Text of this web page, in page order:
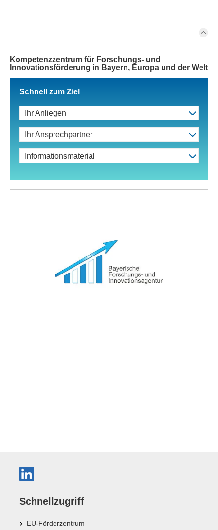
Kompetenzzentrum für Forschungs- und
Innovationsförderung in Bayern, Europa und der Welt
Schnell zum Ziel
Ihr Anliegen
Ihr Ansprechpartner
Informationsmaterial
Schnellzugriff
EU-Förderzentrum